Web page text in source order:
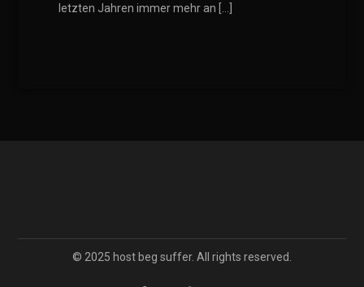
letzten Jahren immer mehr an […]
© 2025 host beg suffer. All rights reserved.